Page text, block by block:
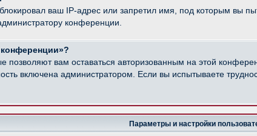
ваш IP-адрес или запретил имя, под которым вы
конференции.
позволяют вам оставаться авторизованным на этой
включена администратором. Если вы испытываете
Параметры и настройки